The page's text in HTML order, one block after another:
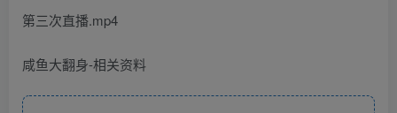
第三次直播.mp4
咸鱼大翻身-相关资料